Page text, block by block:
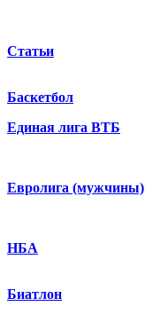
Статьи
Баскетбол
Единая лига ВТБ
Евролига (мужчины)
НБА
Биатлон